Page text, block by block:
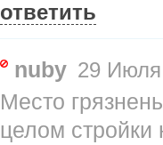
ответить
nuby 29
Место
целом